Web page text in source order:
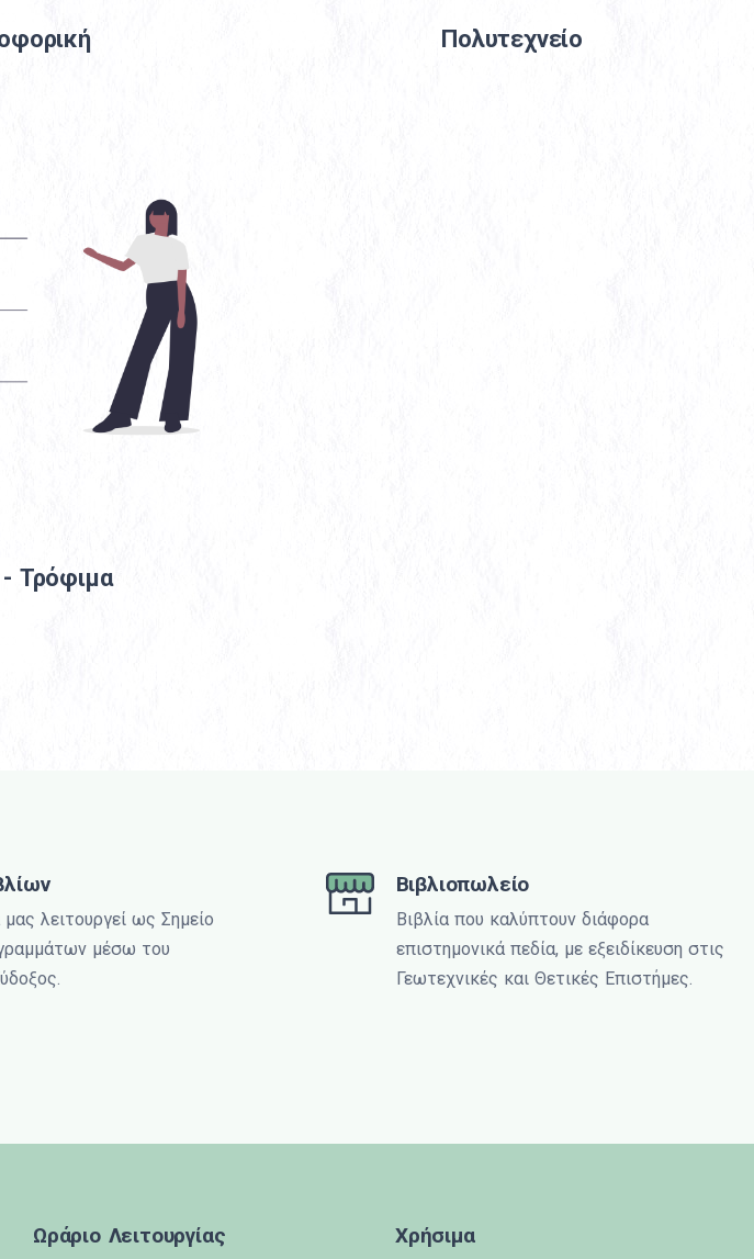
Πολυτεχνείο
Τρόφιμα
λειτουργεί ως Σημείο
μέσω του
Βιβλιοπωλείο
Βιβλία που καλύπτουν διάφορα
επιστημονικά πεδία, με εξειδίκευση στις
Γεωτεχνικές και Θετικές Επιστήμες.
Ωράριο Λειτουργίας Χρήσιμα